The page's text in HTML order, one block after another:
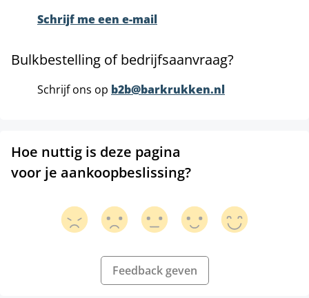
Schrijf me een e-mail
Bulkbestelling of bedrijfsaanvraag?
Schrijf ons op b2b@barkrukken.nl
Hoe nuttig is deze pagina
voor je aankoopbeslissing?
Feedback geven